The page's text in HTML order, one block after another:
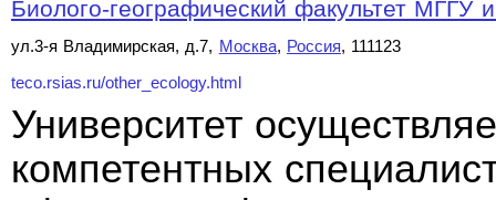
Биолого-географический факультет
ул.3-я Владимирская, д.7, Москва, Россия, 111123
teco.rsias.ru/other_ecology.html
Университет
компетентных